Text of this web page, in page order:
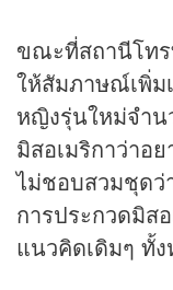
ขณะที่สถานีโทร
ให้สัมภาษณ์เพิ่ม
หญิงรุ่นใหม่จำ
มิสอเมริกาว่าอ
ไม่ชอบสวมชุดว่
การประกวดมิส
แนวคิดเดิมๆ ทั้